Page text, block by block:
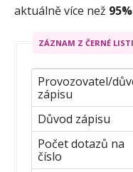
aktuálně více než 95%
ZÁZNAM Z ČERNÉ
Provozovatel/
zápisu
Důvod zápisu
Počet dotazů na
číslo